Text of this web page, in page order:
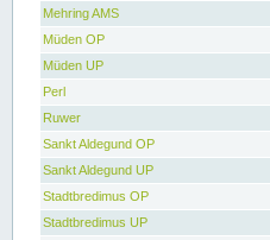
Mehring AMS
Müden OP
Müden UP
Perl
Ruwer
Sankt Aldegund OP
Sankt Aldegund UP
Stadtbredimus OP
Stadtbredimus UP